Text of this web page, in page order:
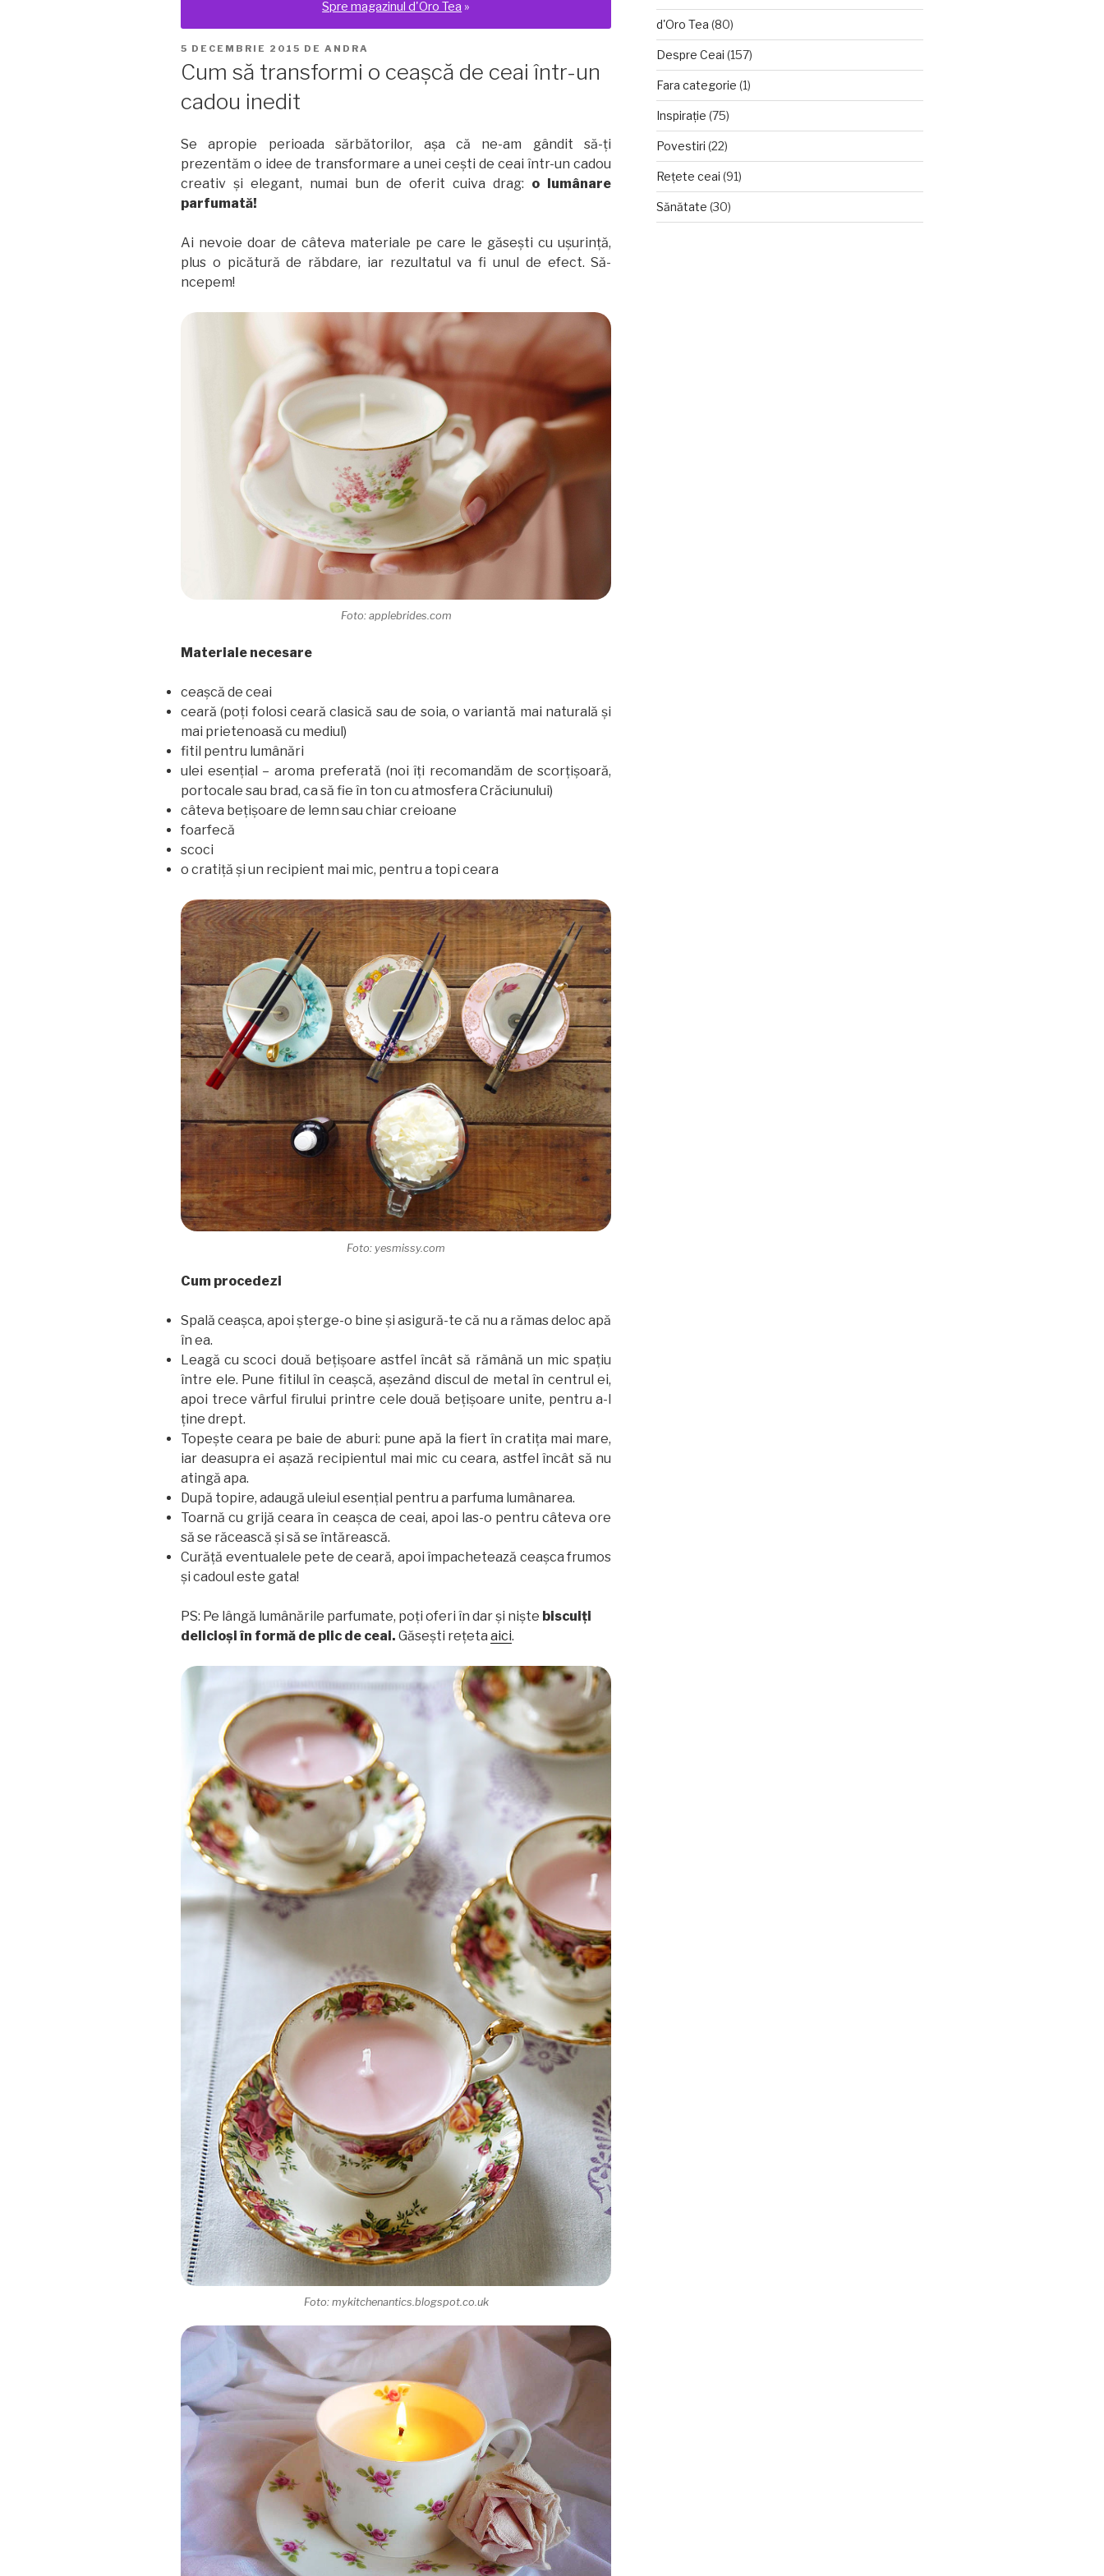
Spre magazinul d'Oro Tea »
PUBLICAT
5 DECEMBRIE 2015 DE ANDRA
Cum să transformi o ceaşcă de ceai într-un
cadou inedit
Se apropie perioada sărbătorilor, aşa că ne-am gândit să-ţi
prezentăm o idee de transformare a unei ceşti de ceai într-un cadou
creativ şi elegant, numai bun de oferit cuiva drag: o
lumânare
parfumată!
Ai nevoie doar de câteva materiale pe care le găseşti cu uşurinţă,
plus o picătură de răbdare, iar rezultatul va fi unul de efect. Să-
ncepem!
Foto: applebrides.com
Materiale necesare
ceaşcă de ceai
ceară (poţi folosi ceară clasică sau de soia, o variantă mai naturală şi
mai prietenoasă cu mediul)
fitil pentru lumânări
ulei esenţial – aroma preferată (noi îţi recomandăm de scorţişoară,
portocale sau brad, ca să fie în ton cu atmosfera Crăciunului)
câteva beţişoare de lemn sau chiar creioane
foarfecă
scoci
o cratiţă şi un recipient mai mic, pentru a topi ceara
Foto: yesmissy.com
Cum procedezi
Spală ceaşca, apoi şterge-o bine şi asigură-te că nu a rămas deloc apă
în ea.
Leagă cu scoci două beţişoare astfel încât să rămână un mic spaţiu
între ele. Pune fitilul în ceaşcă, aşezând discul de metal în centrul ei,
apoi trece vârful firului printre cele două beţişoare unite, pentru a-l
ţine drept.
Topeşte ceara pe baie de aburi: pune apă la fiert în cratiţa mai mare,
iar deasupra ei aşază recipientul mai mic cu ceara, astfel încât să nu
atingă apa.
După topire, adaugă uleiul esenţial pentru a parfuma lumânarea.
Toarnă cu grijă ceara în ceaşca de ceai, apoi las-o pentru câteva ore
să se răcească şi să se întărească.
Curăţă eventualele pete de ceară, apoi împachetează ceaşca frumos
şi cadoul este gata!
PS: Pe lângă lumânările parfumate, poţi oferi în dar şi nişte biscuiţi
delicioşi în formă de plic de ceai. Găseşti reţeta aici.
Foto: mykitchenantics.blogspot.co.uk
d'Oro Tea (80)
Despre Ceai (157)
Fara categorie (1)
Inspirație (75)
Povestiri (22)
Rețete ceai (91)
Sănătate (30)